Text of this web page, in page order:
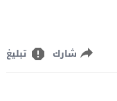
شارك تبليغ